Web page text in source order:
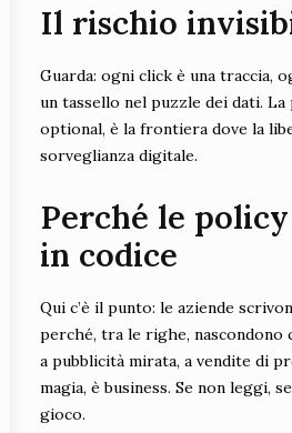
Il rischio
Guarda: ogni click è una traccia,
un tassello nel puzzle dei dati. La
optional, è la frontiera dove la
sorveglianza digitale.
Perché le
in codice
Qui c’è il punto: le aziende
perché, tra le righe, nascondono
a pubblicità mirata, a vendite di
magia, è business. Se non leggi,
gioco.